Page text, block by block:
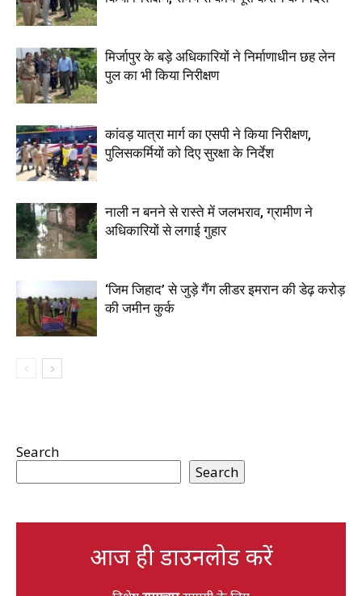
मिर्जापुर के बड़े अधिकारियों ने निर्माणाधीन छह लेन
पुल का भी किया निरीक्षण
कांवड़ यात्रा मार्ग का एसपी ने किया निरीक्षण,
पुलिसकर्मियों को दिए सुरक्षा के निर्देश
नाली न बनने से रास्ते में जलभराव, ग्रामीण ने
अधिकारियों से लगाई गुहार
‘जिम जिहाद’ से जुड़े गैंग लीडर इमरान की डेढ़ करोड़
की जमीन कुर्क
Search
Search
आज ही डाउनलोड करें